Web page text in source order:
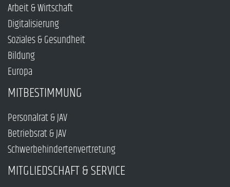
Arbeit & Wirtschaft
Digitalisierung
Soziales & Gesundheit
Bildung
Europa
MITBESTIMMUNG
Personalrat & JAV
Betriebsrat & JAV
Schwerbehindertenvertretung
MITGLIEDSCHAFT & SERVICE